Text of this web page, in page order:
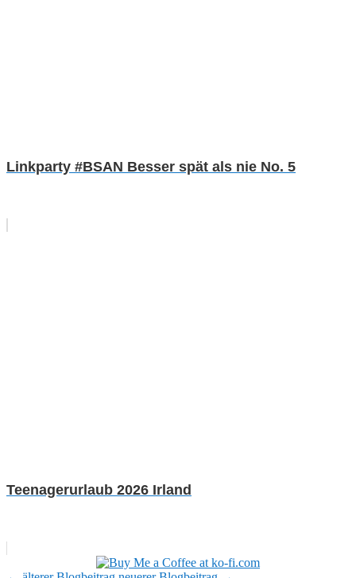
Linkparty #BSAN Besser spät als nie No. 5
Teenagerurlaub 2026 Irland